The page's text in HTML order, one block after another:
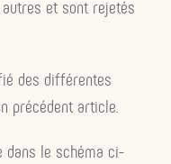
et sont rejetés
des différentes
précédent article.
dans le schéma ci-